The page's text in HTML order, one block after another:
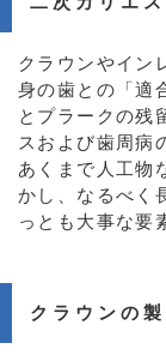
クラウンやイン
身の歯との「適
とプラークの残
スおよび歯周病
あくまで人工物
かし、なるべく
っとも大事な要
クラウンの